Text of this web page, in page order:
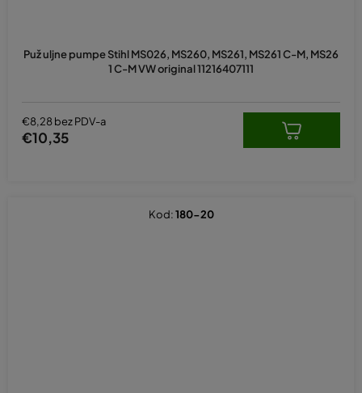
Puž uljne pumpe Stihl MS026, MS260, MS261, MS261 C-M, MS26
1 C-M VW original 11216407111
€8,28 bez PDV-a
€10,35
Kod:180-20